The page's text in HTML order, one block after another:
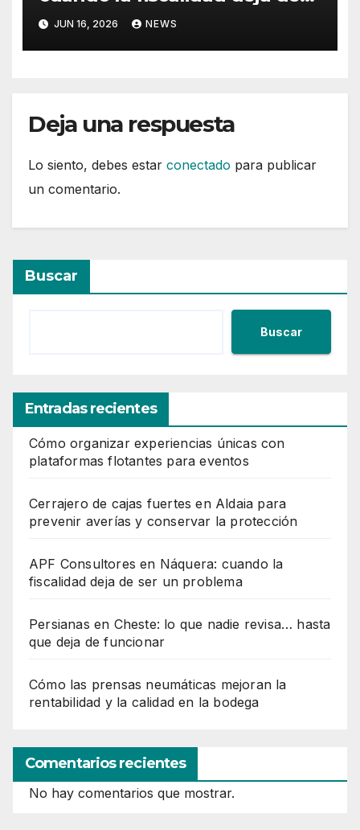
ser un problema
JUN 16, 2026 NEWS
Deja una respuesta
Lo siento, debes estar conectado para publicar
un comentario.
Buscar
Buscar
Entradas recientes
Cómo organizar experiencias únicas con
plataformas flotantes para eventos
Cerrajero de cajas fuertes en Aldaia para
prevenir averías y conservar la protección
APF Consultores en Náquera: cuando la
fiscalidad deja de ser un problema
Persianas en Cheste: lo que nadie revisa… hasta
que deja de funcionar
Cómo las prensas neumáticas mejoran la
rentabilidad y la calidad en la bodega
Comentarios recientes
No hay comentarios que mostrar.